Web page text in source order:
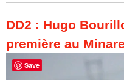
DD2 : Hugo
première au
Save